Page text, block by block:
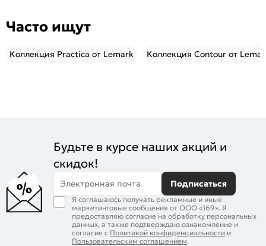
Часто ищут
Коллекция Practica от Lemark Коллекция Contour от
Будьте в курсе наших акций и
скидок!
Электронная почта Подписаться
Я соглашаюсь получать рекламные и иные
маркетинговые сообщения от ООО «169». Я
предоставляю согласие на обработку персональных
данных, а также подтверждаю ознакомление и
согласие с Политикой конфиденциальности и
Пользовательским соглашением.